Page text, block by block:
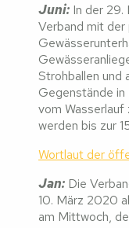
Juni: In der 29.
Verband mit der
Strohballen und
Gegenstände
vom
werden bis zur
Wortlaut der
Jan: Die
10. März 2020
am Mittwoch,